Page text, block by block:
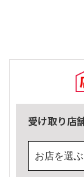
受け取り店
お店を選ぶ